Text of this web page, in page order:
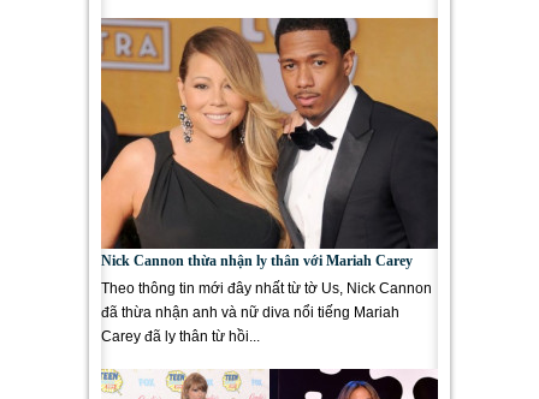
Nick Cannon thừa nhận ly thân với Mariah Carey
Theo thông tin mới đây nhất từ tờ Us, Nick Cannon
đã thừa nhận anh và nữ diva nổi tiếng Mariah
Carey đã ly thân từ hồi...